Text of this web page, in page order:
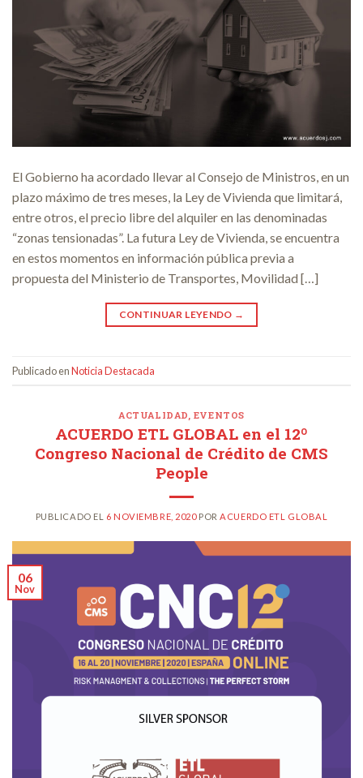
El Gobierno ha acordado llevar al Consejo de Ministros, en un
plazo máximo de tres meses, la Ley de Vivienda que limitará,
entre otros, el precio libre del alquiler en las denominadas
“zonas tensionadas”. La futura Ley de Vivienda, se encuentra
en estos momentos en información pública previa a
propuesta del Ministerio de Transportes, Movilidad […]
CONTINUAR LEYENDO →
Publicado enNoticia Destacada
ACTUALIDAD, EVENTOS
ACUERDO ETL GLOBAL en el 12º
Congreso Nacional de Crédito de CMS
People
PUBLICADO EL 6 NOVIEMBRE, 2020PORACUERDO ETL GLOBAL
06
Nov